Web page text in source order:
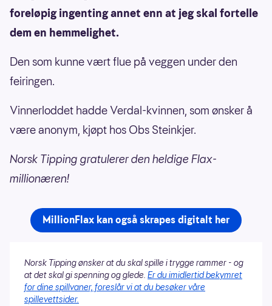
foreløpig ingenting annet enn at jeg skal fortelle
dem en hemmelighet.
Den som kunne vært flue på veggen under den
feiringen.
Vinnerloddet hadde Verdal-kvinnen, som ønsker å
være anonym, kjøpt hos Obs Steinkjer.
Norsk Tipping gratulerer den heldige Flax-
millionæren!
MillionFlax kan også skrapes digitalt her
Norsk Tipping ønsker at du skal spille i trygge rammer - og
at det skal gi spenning og glede. Er du imidlertid bekymret
for dine spillvaner, foreslår vi at du besøker våre
spillevettsider.